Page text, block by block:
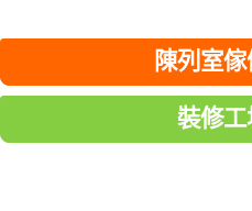
陳列室
裝修